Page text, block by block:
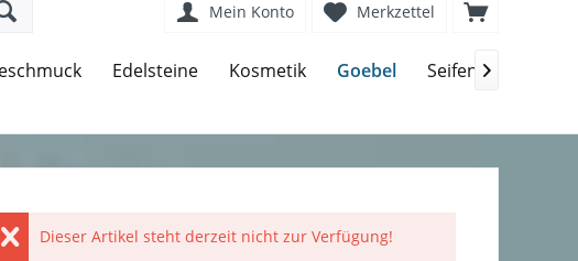
Merkzettel
Mein Konto
Edelsteine Kosmetik Goebel Seifen-
Dieser Artikel steht derzeit nicht zur Verfügung!